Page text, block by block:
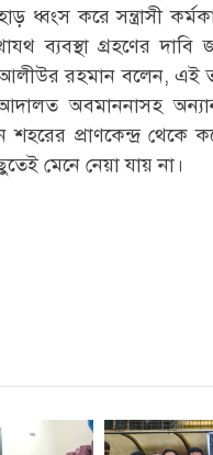
ধ্বংস করে সন্ত্রাসী
গ্রহণের দাবি
রহমান বলেন, এই
অবমাননাসহ
শহরের প্রাণকেন্দ্র
মেনে নেয়া যায় না।